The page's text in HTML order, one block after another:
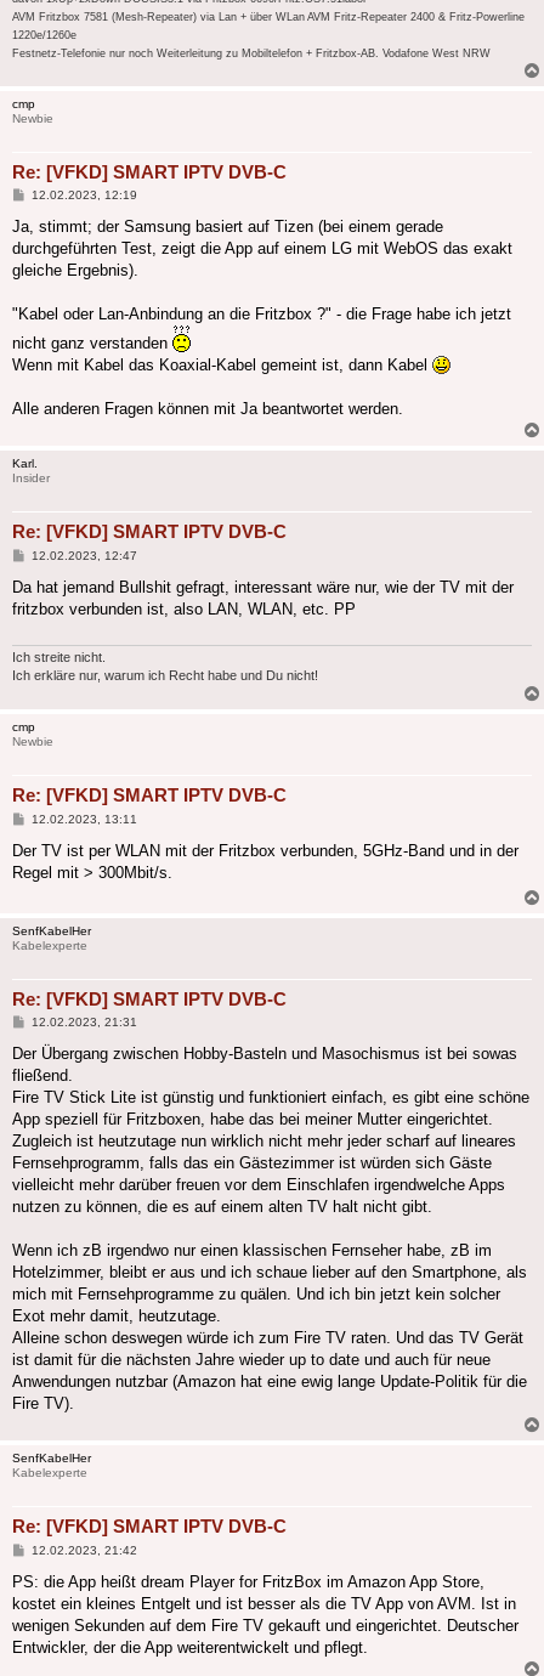
AVM Fritzbox 7581 (Mesh-Repeater) via Lan + über WLan AVM Fritz-Repeater 2400 & Fritz-Powerline
1220e/1260e
Festnetz-Telefonie nur noch Weiterleitung zu Mobiltelefon + Fritzbox-AB. Vodafone West NRW
cmp
Newbie
Re: [VFKD] SMART IPTV DVB-C
Beitrag
12.02.2023, 12:19
Ja, stimmt; der Samsung basiert auf Tizen (bei einem gerade
durchgeführten Test, zeigt die App auf einem LG mit WebOS das exakt
gleiche Ergebnis).
"Kabel oder Lan-Anbindung an die Fritzbox ?" - die Frage habe ich jetzt
nicht ganz verstanden
Wenn mit Kabel das Koaxial-Kabel gemeint ist, dann Kabel
Alle anderen Fragen können mit Ja beantwortet werden.
Karl.
Insider
Re: [VFKD] SMART IPTV DVB-C
Beitrag
12.02.2023, 12:47
Da hat jemand Bullshit gefragt, interessant wäre nur, wie der TV mit der
fritzbox verbunden ist, also LAN, WLAN, etc. PP
Ich streite nicht.
Ich erkläre nur, warum ich Recht habe und Du nicht!
cmp
Newbie
Re: [VFKD] SMART IPTV DVB-C
Beitrag
12.02.2023, 13:11
Der TV ist per WLAN mit der Fritzbox verbunden, 5GHz-Band und in der
Regel mit > 300Mbit/s.
SenfKabelHer
Kabelexperte
Re: [VFKD] SMART IPTV DVB-C
Beitrag
12.02.2023, 21:31
Der Übergang zwischen Hobby-Basteln und Masochismus ist bei sowas
fließend.
Fire TV Stick Lite ist günstig und funktioniert einfach, es gibt eine schöne
App speziell für Fritzboxen, habe das bei meiner Mutter eingerichtet.
Zugleich ist heutzutage nun wirklich nicht mehr jeder scharf auf lineares
Fernsehprogramm, falls das ein Gästezimmer ist würden sich Gäste
vielleicht mehr darüber freuen vor dem Einschlafen irgendwelche Apps
nutzen zu können, die es auf einem alten TV halt nicht gibt.
Wenn ich zB irgendwo nur einen klassischen Fernseher habe, zB im
Hotelzimmer, bleibt er aus und ich schaue lieber auf den Smartphone, als
mich mit Fernsehprogramme zu quälen. Und ich bin jetzt kein solcher
Exot mehr damit, heutzutage.
Alleine schon deswegen würde ich zum Fire TV raten. Und das TV Gerät
ist damit für die nächsten Jahre wieder up to date und auch für neue
Anwendungen nutzbar (Amazon hat eine ewig lange Update-Politik für die
Fire TV).
SenfKabelHer
Kabelexperte
Re: [VFKD] SMART IPTV DVB-C
Beitrag
12.02.2023, 21:42
PS: die App heißt dream Player for FritzBox im Amazon App Store,
kostet ein kleines Entgelt und ist besser als die TV App von AVM. Ist in
wenigen Sekunden auf dem Fire TV gekauft und eingerichtet. Deutscher
Entwickler, der die App weiterentwickelt und pflegt.